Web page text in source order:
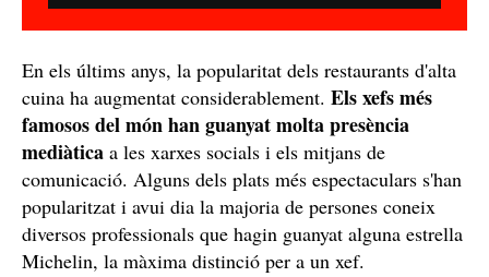
En els últims anys, la popularitat dels restaurants d'alta
cuina ha augmentat considerablement. Els xefs més
famosos del món han guanyat molta presència
mediàtica a les xarxes socials i els mitjans de
comunicació. Alguns dels plats més espectaculars s'han
popularitzat i avui dia la majoria de persones coneix
diversos professionals que hagin guanyat alguna estrella
Michelin, la màxima distinció per a un xef.